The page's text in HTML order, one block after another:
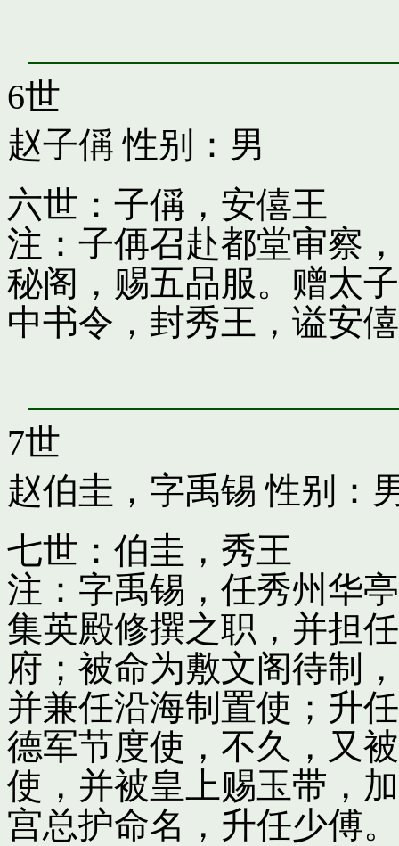
6世
赵子偁 性别：男
六世：子偁，安僖王
注：子侢召赴都堂审察
秘阁，赐五品服。赠太
中书令，封秀王，谥安
7世
赵伯圭，字禹锡 性别：
七世：伯圭，秀王
注：字禹锡，任秀州华
集英殿修撰之职，并担
府；被命为敷文阁待制
并兼任沿海制置使；升
德军节度使，不久，又
使，并被皇上赐玉带，
宫总护命名，升任少傅